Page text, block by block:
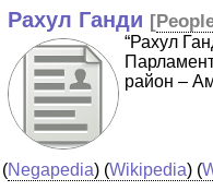
Рахул Ганди [
“Рахул
район –
(Negapedia) (Wikipedia) (